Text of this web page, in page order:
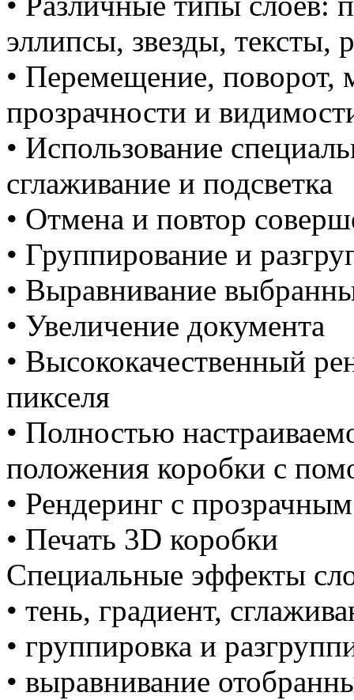
эллипсы, звезды, тексты,
• Перемещение, поворот,
прозрачности и
• Использование
сглаживание и подсветка
• Отмена и повтор
• Группирование и
• Выравнивание
• Увеличение документа
• Высококачественный
пикселя
• Полностью
положения коробки с
• Рендеринг с
• Печать 3D коробки
Специальные эффекты
• тень, градиент,
• группировка и
• выравнивание